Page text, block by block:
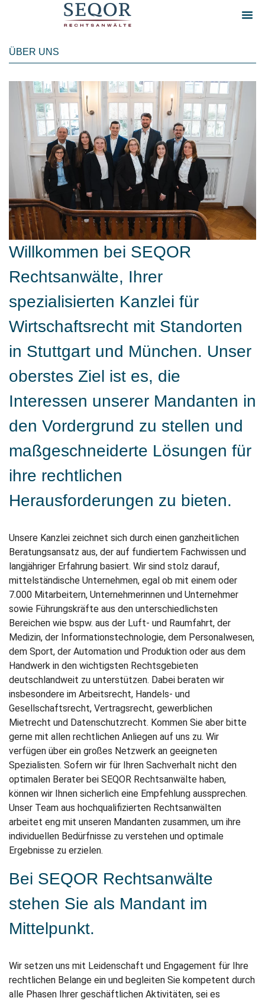
ÜBER UNS
Willkommen bei SEQOR
Rechtsanwälte, Ihrer
spezialisierten Kanzlei für
Wirtschaftsrecht mit Standorten
in Stuttgart und München. Unser
oberstes Ziel ist es, die
Interessen unserer Mandanten in
den Vordergrund zu stellen und
maßgeschneiderte Lösungen für
ihre rechtlichen
Herausforderungen zu bieten.
Unsere Kanzlei zeichnet sich durch einen ganzheitlichen
Beratungsansatz aus, der auf fundiertem Fachwissen und
langjähriger Erfahrung basiert. Wir sind stolz darauf,
mittelständische Unternehmen, egal ob mit einem oder
7.000 Mitarbeitern, Unternehmerinnen und Unternehmer
sowie Führungskräfte aus den unterschiedlichsten
Bereichen wie bspw. aus der Luft- und Raumfahrt, der
Medizin, der Informationstechnologie, dem Personalwesen,
dem Sport, der Automation und Produktion oder aus dem
Handwerk in den wichtigsten Rechtsgebieten
deutschlandweit zu unterstützen. Dabei beraten wir
insbesondere im Arbeitsrecht, Handels- und
Gesellschaftsrecht, Vertragsrecht, gewerblichen
Mietrecht und Datenschutzrecht. Kommen Sie aber bitte
gerne mit allen rechtlichen Anliegen auf uns zu. Wir
verfügen über ein großes Netzwerk an geeigneten
Spezialisten. Sofern wir für Ihren Sachverhalt nicht den
optimalen Berater bei SEQOR Rechtsanwälte haben,
können wir Ihnen sicherlich eine Empfehlung aussprechen.
Unser Team aus hochqualifizierten Rechtsanwälten
arbeitet eng mit unseren Mandanten zusammen, um ihre
individuellen Bedürfnisse zu verstehen und optimale
Ergebnisse zu erzielen.
Bei SEQOR Rechtsanwälte
stehen Sie als Mandant im
Mittelpunkt.
Wir setzen uns mit Leidenschaft und Engagement für Ihre
rechtlichen Belange ein und begleiten Sie kompetent durch
alle Phasen Ihrer geschäftlichen Aktivitäten, sei es